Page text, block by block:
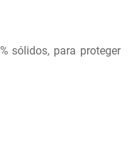
sólidos, para proteger